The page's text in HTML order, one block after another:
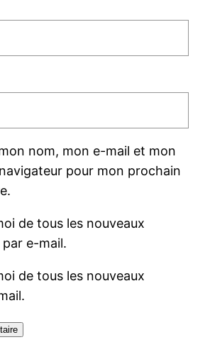
nom, mon e-mail et mon
pour mon prochain
de tous les nouveaux
e-mail.
de tous les nouveaux